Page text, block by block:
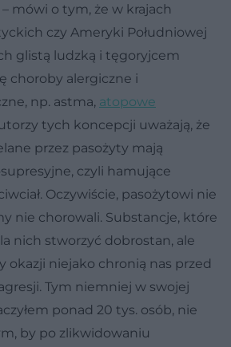
mówi o tym, że w krajach
czy Ameryki Południowej
glistą ludzką i tęgoryjcem
choroby alergiczne i
np. astma, atopowe
tych koncepcji uważają, że
przez pasożyty mają
czyli hamujące
Oczywiście, pasożytowi nie
nie chorowali. Substancje, które
nich stworzyć dobrostan, ale
okazji niejako chronią nas przed
Tym niemniej w swojej
ponad 20 tys. osób, nie
by po zlikwidowaniu